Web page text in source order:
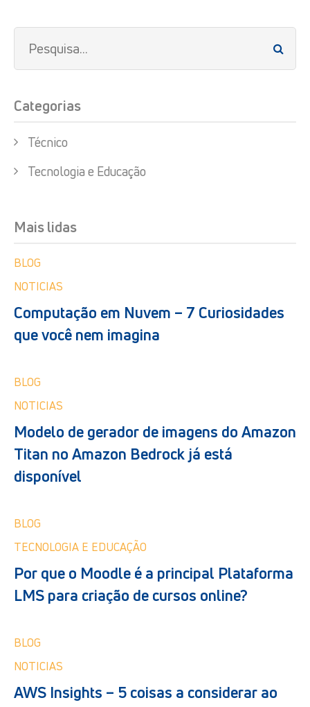
Categorias
Técnico
Tecnologia e Educação
Mais lidas
BLOG
NOTICIAS
Computação em Nuvem – 7 Curiosidades
que você nem imagina
BLOG
NOTICIAS
Modelo de gerador de imagens do Amazon
Titan no Amazon Bedrock já está
disponível
BLOG
TECNOLOGIA E EDUCAÇÃO
Por que o Moodle é a principal Plataforma
LMS para criação de cursos online?
BLOG
NOTICIAS
AWS Insights – 5 coisas a considerar ao